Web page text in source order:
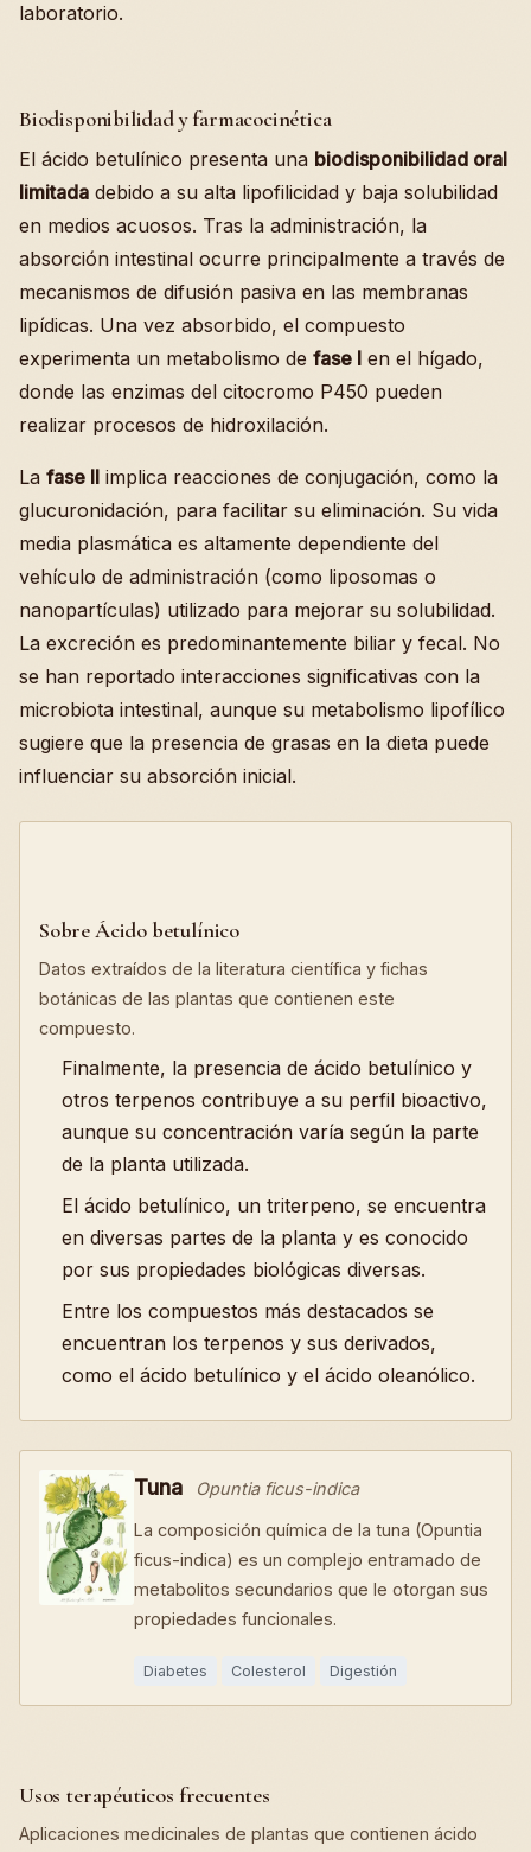
laboratorio.
Biodisponibilidad y farmacocinética
El ácido betulínico presenta una biodisponibilidad oral
limitada debido a su alta lipofilicidad y baja solubilidad
en medios acuosos. Tras la administración, la
absorción intestinal ocurre principalmente a través de
mecanismos de difusión pasiva en las membranas
lipídicas. Una vez absorbido, el compuesto
experimenta un metabolismo de fase I en el hígado,
donde las enzimas del citocromo P450 pueden
realizar procesos de hidroxilación.
La fase II implica reacciones de conjugación, como la
glucuronidación, para facilitar su eliminación. Su vida
media plasmática es altamente dependiente del
vehículo de administración (como liposomas o
nanopartículas) utilizado para mejorar su solubilidad.
La excreción es predominantemente biliar y fecal. No
se han reportado interacciones significativas con la
microbiota intestinal, aunque su metabolismo lipofílico
sugiere que la presencia de grasas en la dieta puede
influenciar su absorción inicial.
Sobre Ácido betulínico
Datos extraídos de la literatura científica y fichas
botánicas de las plantas que contienen este
compuesto.
Finalmente, la presencia de ácido betulínico y
otros terpenos contribuye a su perfil bioactivo,
aunque su concentración varía según la parte
de la planta utilizada.
El ácido betulínico, un triterpeno, se encuentra
en diversas partes de la planta y es conocido
por sus propiedades biológicas diversas.
Entre los compuestos más destacados se
encuentran los terpenos y sus derivados,
como el ácido betulínico y el ácido oleanólico.
Tuna Opuntia ficus-indica
La composición química de la tuna (Opuntia
ficus-indica) es un complejo entramado de
metabolitos secundarios que le otorgan sus
propiedades funcionales.
Diabetes Colesterol Digestión
Usos terapéuticos frecuentes
Aplicaciones medicinales de plantas que contienen ácido